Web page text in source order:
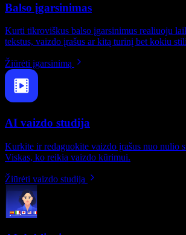
Balso įgarsinimas
Kurti tikroviškus balso įgarsinimus realiuoju
tekstus, vaizdo įrašus ar kitą turinį bet kokiu
Žiūrėti įgarsinimą
AI vaizdo studija
Kurkite ir redaguokite vaizdo įrašus nuo nulio
Viskas, ko reikia vaizdo kūrimui.
Žiūrėti vaizdo studiją